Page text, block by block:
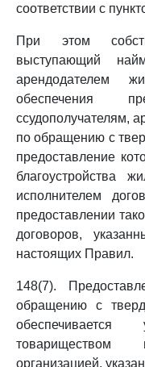
соответствии с
При этом
выступающий
арендодателем
обеспечения
ссудополучателям,
по обращению с
предоставление
благоустройства
исполнителем
предоставлении
договоров,
настоящих Правил.
148(7).
обращению с
обеспечивается
организацией,